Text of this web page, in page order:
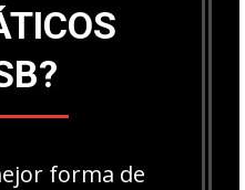
forma de